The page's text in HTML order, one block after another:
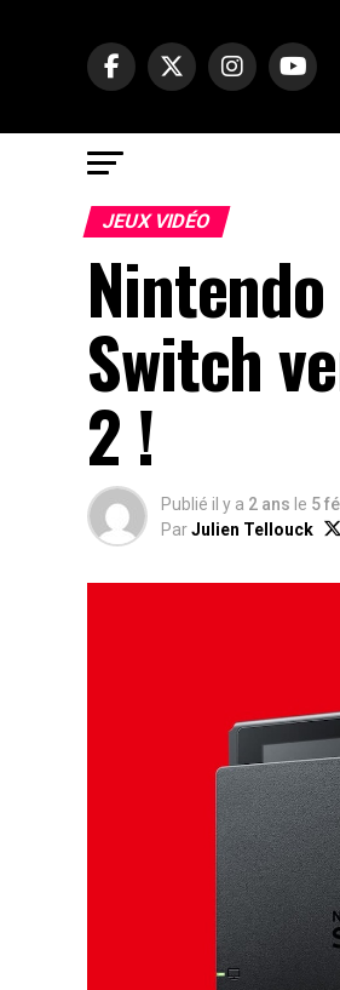
JEUX VIDÉO
Switch
2 !
Publié il y a 2 ans le 5
ParJulien Tellouck